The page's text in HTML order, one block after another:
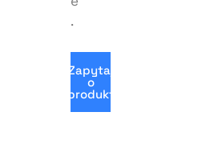
.
Zapytaj
o
produkt